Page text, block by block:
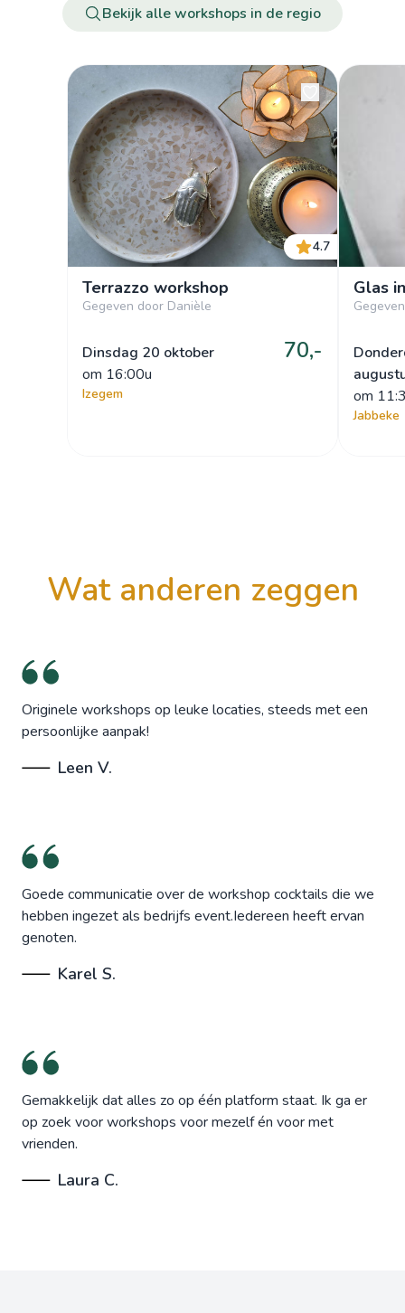
Bekijk alle workshops in de regio
4.7
Terrazzo workshop
Gegeven door Danièle
Dinsdag 20 oktober
om 16:00u
70,-
Izegem
Glas
om
Jabbeke
wat anderen zeggen
Originele workshops op leuke locaties, steeds met een
persoonlijke aanpak!
Leen V.
Goede communicatie over de workshop cocktails die we
hebben ingezet als bedrijfs event.Iedereen heeft ervan
genoten.
Karel S.
Gemakkelijk dat alles zo op één platform staat. Ik ga er
op zoek voor workshops voor mezelf én voor met
vrienden.
Laura C.